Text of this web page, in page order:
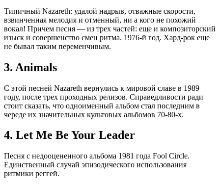
Типичный Nazareth: удалой надрыв, отважные скорости,
взвинченная мелодия и отменный, ни а кого не похожий
вокал! Причем песня — из трех частей: еще и композиторский
изыск и совершенство смен ритма. 1976-й год. Хард-рок еще
не бывал таким переменчивым.
3. Animals
C этой песней Nazareth вернулись к мировой славе в 1989
году, после трех проходных релизов. Справедливости ради
стоит сказать, что одноименный альбом стал последним в
череде их значительных культовых альбомов 70-80-х.
4. Let Me Be Your Leader
Песня с недооцененного альбома 1981 года Fool Circle.
Единственный случай эпизодического использования
ритмики реггей.